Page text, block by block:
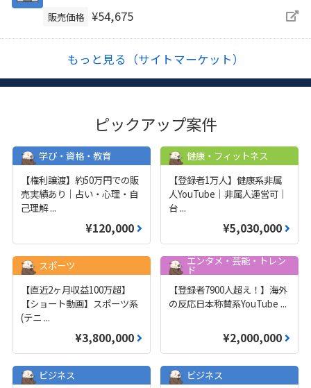
販売価格 ¥54,675
もっと見る（サイトマーケット）
ピックアップ案件
学び・資格・教育
【権利譲渡】約50万円での販
売実績あり｜占い・心理・自
己理解...
¥120,000
健康・フィットネス
【登録者1万人】健康系非属
人YouTube｜非属人運営可｜
台 ...
¥5,030,000
スポーツ
【直近2ヶ月収益100万超】
【ショート動画】スポーツ系
(テニ ...
¥3,800,000
エンタメ・芸能・トレン
ド
【登録者7900人超え！】海外
の反応日本称賛系YouTube ...
¥2,000,000
ビジネス ビジネス